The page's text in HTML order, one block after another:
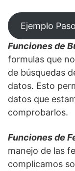
Ejemplo
Funciones de
formulas que
de búsquedas
datos. Esto
datos que
comprobarlos.
Funciones de
manejo de las
complicamos